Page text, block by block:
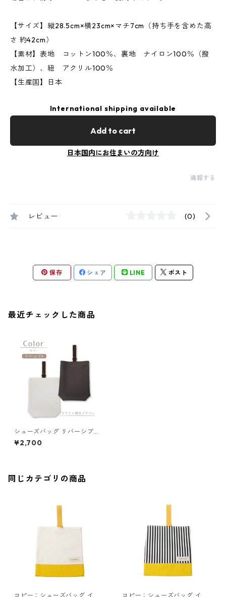
【サイズ】縦28.5cm×横23cm×マチ7cm（持ち手を含めた高
さ 約42cm）
【素材】表地 コットン100％、裏地 ナイロン100％（撥
水加工）、紐 アクリル100％
【生産国】日本
International shipping available
Add to cart
日本国内にお住まいの方向け
通報する
レビュー (0)
保存 シェア LINE ポスト
最近チェックした商品
シューズバッグ リバーシブル
ブラウン 85-78151-1
¥2,700
同じカテゴリの商品
コピー：シューズバッグ イエ コピー：シューズバッグ イエ